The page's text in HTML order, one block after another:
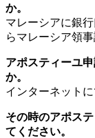
か。
マレーシアに銀
らマレーシア領
アポスティーユ
か。
インターネットに
その時のアポス
てください。